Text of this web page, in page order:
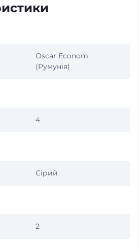
Oscar Econom
(Румунія)
4
Сірий
2